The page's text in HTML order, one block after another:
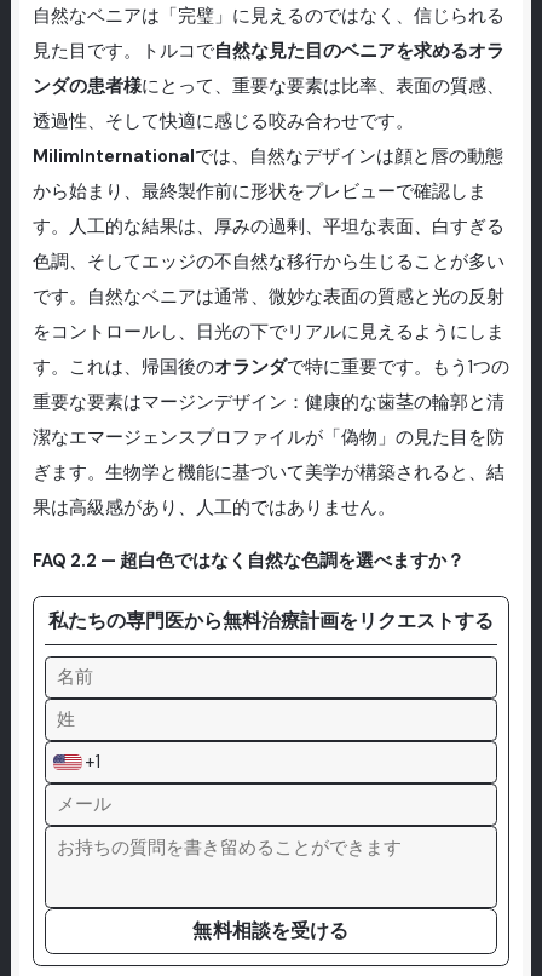
自然なベニアは「完璧」に見えるのではなく、信じられる
見た目です。トルコで自然な見た目のベニアを求めるオラ
ンダの患者様にとって、重要な要素は比率、表面の質感、
透過性、そして快適に感じる咬み合わせです。
MilimInternationalでは、自然なデザインは顔と唇の動態
から始まり、最終製作前に形状をプレビューで確認しま
す。人工的な結果は、厚みの過剰、平坦な表面、白すぎる
色調、そしてエッジの不自然な移行から生じることが多い
です。自然なベニアは通常、微妙な表面の質感と光の反射
をコントロールし、日光の下でリアルに見えるようにしま
す。これは、帰国後のオランダで特に重要です。もう1つの
重要な要素はマージンデザイン：健康的な歯茎の輪郭と清
潔なエマージェンスプロファイルが「偽物」の見た目を防
ぎます。生物学と機能に基づいて美学が構築されると、結
果は高級感があり、人工的ではありません。
FAQ 2.2 — 超白色ではなく自然な色調を選べますか？
私たちの専門医から無料治療計画をリクエストする
+1
無料相談を受ける